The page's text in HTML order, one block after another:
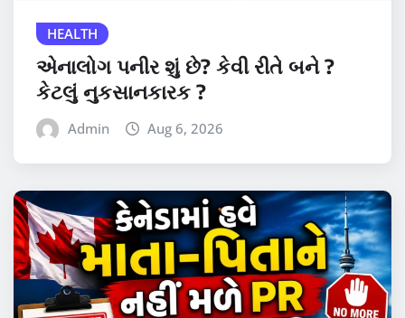
HEALTH
એનાલોગ પનીર શું છે? કેવી રીતે બને ?
કેટલું નુકસાનકારક ?
Admin Aug 6, 2026